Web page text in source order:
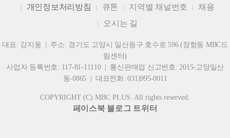
개인정보처리방침
큐톤 지역별 채널번호
채용
오시는 길
대표: 강지웅 | 주소: 경기도 고양시 일산동구 호수로 596 (장항동 MBC드
림센터)
사업자 등록번호: 117-81-11110 | 통신판매업 신고번호: 2015-고양일산
동-0865 | 대표전화: 031)995-0011
COPYRIGHT (C) MBC PLUS. All rights reserved.
페이스북 블로그 트위터